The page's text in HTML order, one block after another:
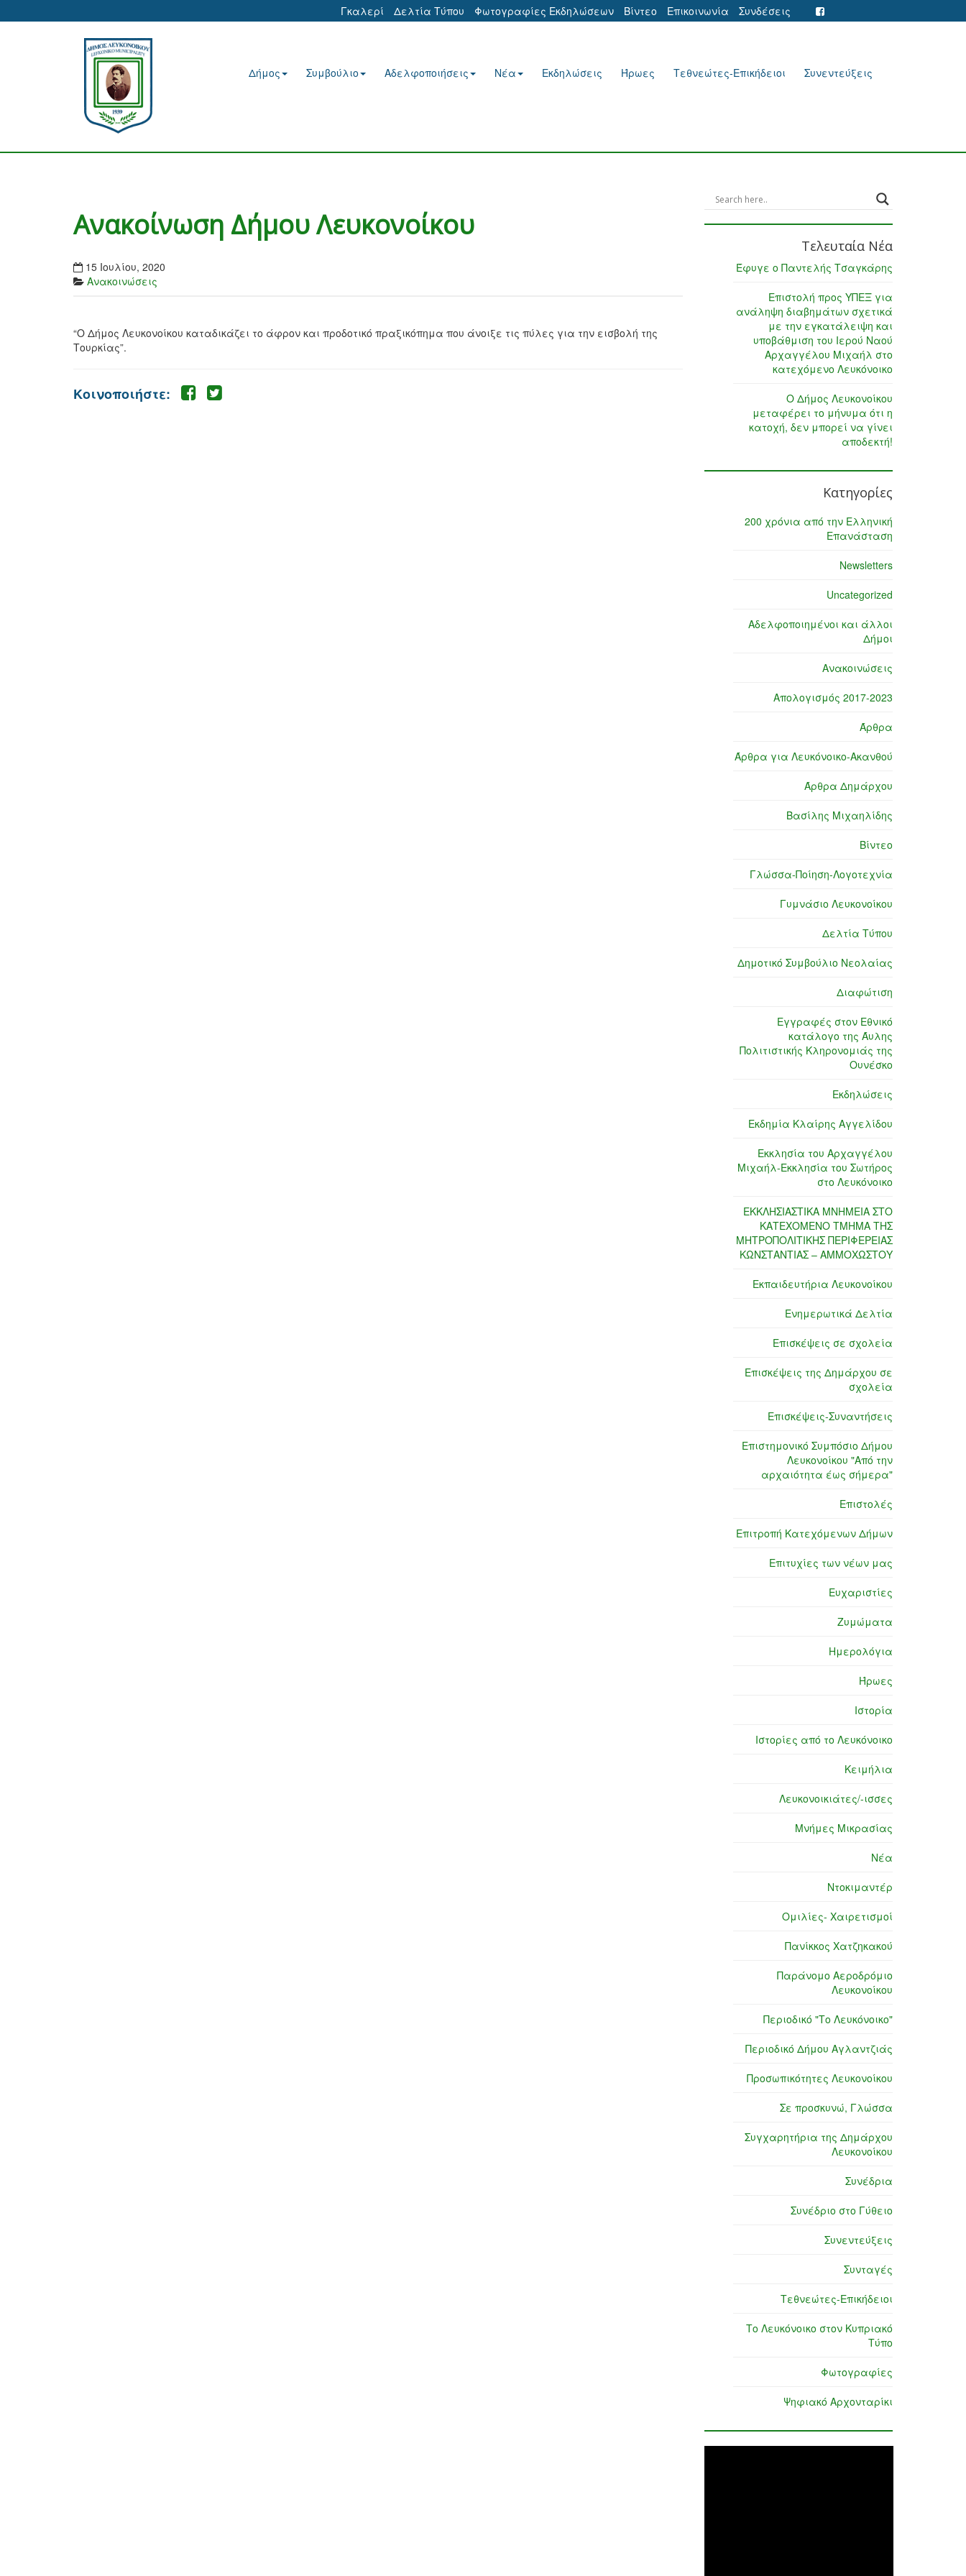
Γκαλερί Δελτία Τύπου Φωτογραφίες Εκδηλώσεων Βίντεο Επικοινωνία Συνδέσεις
Δήμος Συμβούλιο Αδελφοποιήσεις Νέα Εκδηλώσεις Ήρωες Τεθνεώτες-Επικήδειοι Συνεντεύξεις
Ανακοίνωση Δήμου Λευκονοίκου
15 Ιουλίου, 2020
Ανακοινώσεις
“Ο Δήμος Λευκονοίκου καταδικάζει το άφρον και προδοτικό πραξικόπημα που άνοιξε τις πύλες για την εισβολή της
Τουρκίας”.
Κοινοποιήστε:
Τελευταία Νέα
Έφυγε ο Παντελής Τσαγκάρης
Επιστολή προς ΥΠΕΞ για
ανάληψη διαβημάτων σχετικά
με την εγκατάλειψη και
υποβάθμιση του Ιερού Ναού
Αρχαγγέλου Μιχαήλ στο
κατεχόμενο Λευκόνοικο
Ο Δήμος Λευκονοίκου
μεταφέρει το μήνυμα ότι η
κατοχή, δεν μπορεί να γίνει
αποδεκτή!
Κατηγορίες
200 χρόνια από την Ελληνική
Επανάσταση
Newsletters
Uncategorized
Αδελφοποιημένοι και άλλοι
Δήμοι
Ανακοινώσεις
Απολογισμός 2017-2023
Άρθρα
Άρθρα για Λευκόνοικο-Ακανθού
Άρθρα Δημάρχου
Βασίλης Μιχαηλίδης
Βίντεο
Γλώσσα-Ποίηση-Λογοτεχνία
Γυμνάσιο Λευκονοίκου
Δελτία Τύπου
Δημοτικό Συμβούλιο Νεολαίας
Διαφώτιση
Εγγραφές στον Εθνικό
κατάλογο της Άυλης
Πολιτιστικής Κληρονομιάς της
Ουνέσκο
Εκδηλώσεις
Εκδημία Κλαίρης Αγγελίδου
Εκκλησία του Αρχαγγέλου
Μιχαήλ-Εκκλησία του Σωτήρος
στο Λευκόνοικο
ΕΚΚΛΗΣΙΑΣΤΙΚΑ ΜΝΗΜΕΙΑ ΣΤΟ
ΚΑΤΕΧΟΜΕΝΟ ΤΜΗΜΑ ΤΗΣ
ΜΗΤΡΟΠΟΛΙΤΙΚΗΣ ΠΕΡΙΦΕΡΕΙΑΣ
ΚΩΝΣΤΑΝΤΙΑΣ – ΑΜΜΟΧΩΣΤΟΥ
Εκπαιδευτήρια Λευκονοίκου
Ενημερωτικά Δελτία
Επισκέψεις σε σχολεία
Επισκέψεις της Δημάρχου σε
σχολεία
Επισκέψεις-Συναντήσεις
Επιστημονικό Συμπόσιο Δήμου
Λευκονοίκου "Από την
αρχαιότητα έως σήμερα"
Επιστολές
Επιτροπή Κατεχόμενων Δήμων
Επιτυχίες των νέων μας
Ευχαριστίες
Ζυμώματα
Ημερολόγια
Ήρωες
Ιστορία
Ιστορίες από το Λευκόνοικο
Κειμήλια
Λευκονοικιάτες/-ισσες
Μνήμες Μικρασίας
Νέα
Ντοκιμαντέρ
Ομιλίες- Χαιρετισμοί
Πανίκκος Χατζηκακού
Παράνομο Αεροδρόμιο
Λευκονοίκου
Περιοδικό "Το Λευκόνοικο"
Περιοδικό Δήμου Αγλαντζιάς
Προσωπικότητες Λευκονοίκου
Σε προσκυνώ, Γλώσσα
Συγχαρητήρια της Δημάρχου
Λευκονοίκου
Συνέδρια
Συνέδριο στο Γύθειο
Συνεντεύξεις
Συνταγές
Τεθνεώτες-Επικήδειοι
Το Λευκόνοικο στον Κυπριακό
Τύπο
Φωτογραφίες
Ψηφιακό Αρχονταρίκι